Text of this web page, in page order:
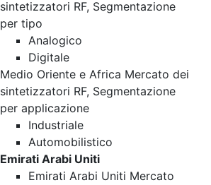
sintetizzatori RF, Segmentazione
per tipo
Analogico
Digitale
Medio Oriente e Africa Mercato dei
sintetizzatori RF, Segmentazione
per applicazione
Industriale
Automobilistico
Emirati Arabi Uniti
Emirati Arabi Uniti Mercato